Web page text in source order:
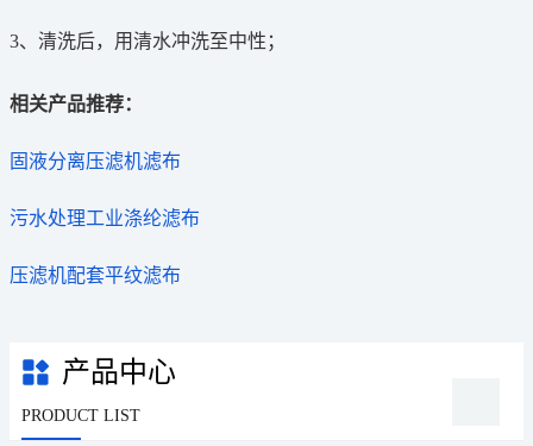
3、清洗后，用清水冲洗至中性；
相关产品推荐：
固液分离压滤机滤布
污水处理工业涤纶滤布
压滤机配套平纹滤布
产品中心
PRODUCT LIST